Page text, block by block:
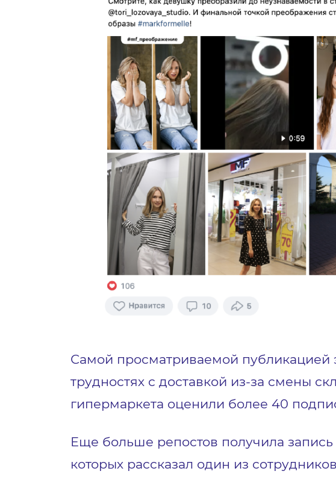
Самой просматриваемой публикацией
трудностях с доставкой из-за смены
гипермаркета оценили более 40
Еще больше репостов получила
которых рассказал один из